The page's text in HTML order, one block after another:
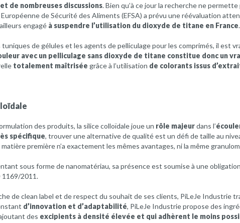
de nombreuses discussions. Bien qu’à ce jour la recherche ne
de Sécurité des Aliments (EFSA) a prévu une réévaluation
engagé à suspendre l’utilisation du dioxyde de titane en France.
de gélules et les agents de pelliculage pour les comprimés, il est
avec un pelliculage sans dioxyde de titane constitue donc un
totalement maîtrisée grâce à l’utilisation de colorants issus
des produits, la silice colloïdale joue un rôle majeurdans l’
spécifique, trouver une alternative de qualité est un défi de taille au
première n’a exactement les mêmes avantages, ni la même
sous forme de nanomatériau, sa présence est soumise à une
2011.
de clean label et de respect du souhait de ses clients, PiLeJe Industrie
d’innovation et d’adaptabilité, PiLeJe Industrie propose des
des excipients à densité élevée et qui adhèrent le moins